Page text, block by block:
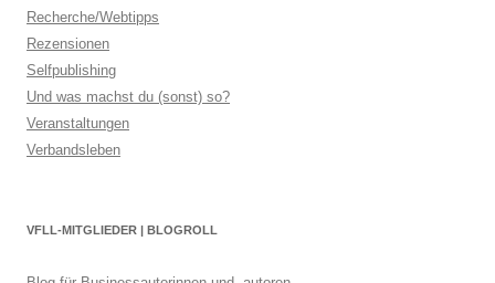
Recherche/Webtipps
Rezensionen
Selfpublishing
Und was machst du (sonst) so?
Veranstaltungen
Verbandsleben
VFLL-MITGLIEDER | BLOGROLL